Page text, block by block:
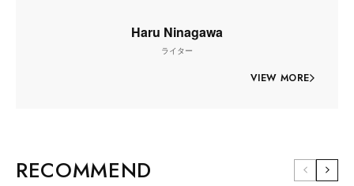
Haru Ninagawa
ライター
VIEW MORE
RECOMMEND